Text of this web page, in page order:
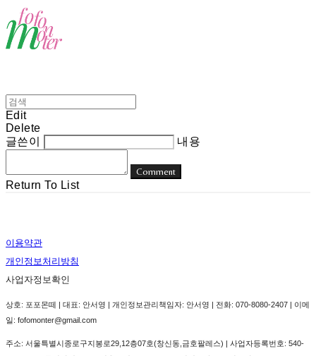
Edit
Delete
글쓴이
내용
Comment
Return To List
이용약관
개인정보처리방침
사업자정보확인
상호: 포포몬떼 | 대표: 안서영 | 개인정보관리책임자: 안서영 | 전화: 070-8080-2407 | 이메
일: fofomonter@gmail.com
주소: 서울특별시종로구지봉로29,12층07호(창신동,금호팔레스) | 사업자등록번호: 540-